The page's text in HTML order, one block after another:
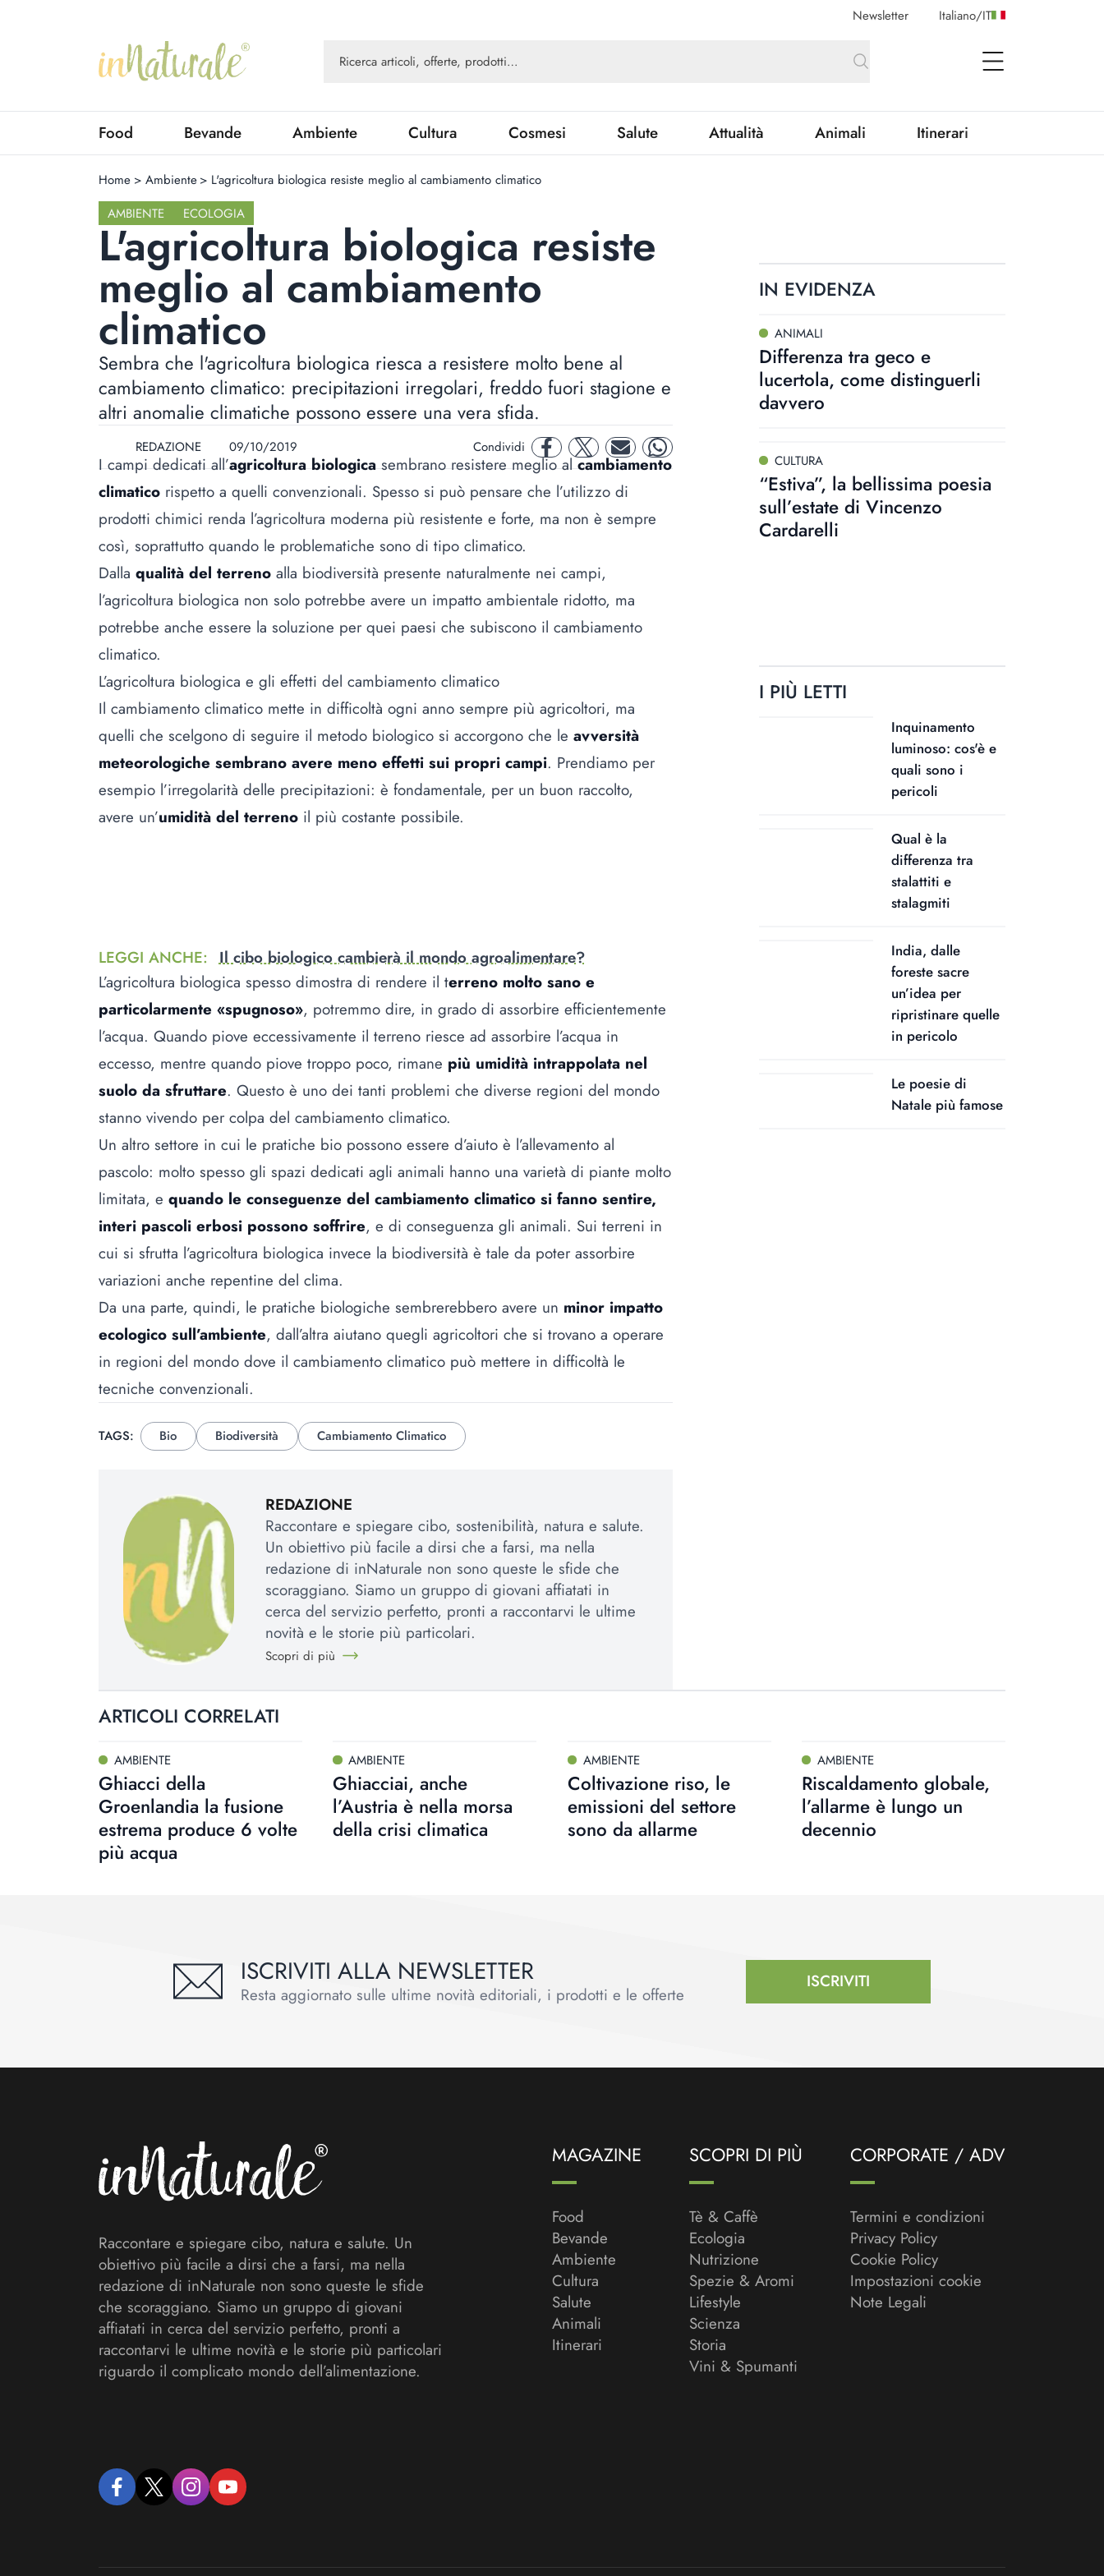
Newsletter Italiano/IT
open Menu
Food Bevande Ambiente Cultura Cosmesi Salute Attualità Animali Itinerari
Home > Ambiente > L'agricoltura biologica resiste meglio al cambiamento climatico
AMBIENTE
ECOLOGIA
L'agricoltura biologica resiste
meglio al cambiamento
climatico
Sembra che l'agricoltura biologica riesca a resistere molto bene al
cambiamento climatico: precipitazioni irregolari, freddo fuori stagione e
altri anomalie climatiche possono essere una vera sfida.
REDAZIONE 09/10/2019 Condividi facebooktwitter mail whatsapp
I campi dedicati all’agricoltura biologicasembrano resistere meglio alcambiamento
climatico rispetto a quelli convenzionali. Spesso si può pensare che l’utilizzo di
prodotti chimici renda l’agricoltura moderna più resistente e forte, ma non è sempre
così, soprattutto quando le problematiche sono di tipo climatico.
Dalla qualità del terreno alla biodiversità presente naturalmente nei campi,
l’agricoltura biologica non solo potrebbe avere un impatto ambientale ridotto, ma
potrebbe anche essere la soluzione per quei paesi che subiscono il cambiamento
climatico.
L’agricoltura biologica e gli effetti del cambiamento climatico
Il cambiamento climatico mette in difficoltà ogni anno sempre più agricoltori, ma
quelli che scelgono di seguire il metodo biologico si accorgono che le avversità
meteorologiche sembrano avere meno effetti sui propri campi. Prendiamo per
esempio l’irregolarità delle precipitazioni: è fondamentale, per un buon raccolto,
avere un’umidità del terreno il più costante possibile.
LEGGI ANCHE: Il cibo biologico cambierà il mondo agroalimentare?
L’agricoltura biologica spesso dimostra di rendere il terreno molto sano e
particolarmente «spugnoso», potremmo dire, in grado di assorbire efficientemente
l’acqua. Quando piove eccessivamente il terreno riesce ad assorbire l’acqua in
eccesso, mentre quando piove troppo poco, rimane più umidità intrappolata nel
suolo da sfruttare. Questo è uno dei tanti problemi che diverse regioni del mondo
stanno vivendo per colpa del cambiamento climatico.
Un altro settore in cui le pratiche bio possono essere d’aiuto è l’allevamento al
pascolo: molto spesso gli spazi dedicati agli animali hanno una varietà di piante molto
limitata, e quando le conseguenze del cambiamento climatico si fanno sentire,
interi pascoli erbosi possono soffrire, e di conseguenza gli animali. Sui terreni in
cui si sfrutta l’agricoltura biologica invece la biodiversità è tale da poter assorbire
variazioni anche repentine del clima.
Da una parte, quindi, le pratiche biologiche sembrerebbero avere un minor impatto
ecologico sull’ambiente, dall’altra aiutano quegli agricoltori che si trovano a operare
in regioni del mondo dove il cambiamento climatico può mettere in difficoltà le
tecniche convenzionali.
TAGS: Bio Biodiversità Cambiamento Climatico
REDAZIONE
Raccontare e spiegare cibo, sostenibilità, natura e salute.
Un obiettivo più facile a dirsi che a farsi, ma nella
redazione di inNaturale non sono queste le sfide che
scoraggiano. Siamo un gruppo di giovani affiatati in
cerca del servizio perfetto, pronti a raccontarvi le ultime
novità e le storie più particolari.
Scopri di più
IN EVIDENZA
ANIMALI
Differenza tra geco e
lucertola, come distinguerli
davvero
CULTURA
“Estiva”, la bellissima poesia
sull’estate di Vincenzo
Cardarelli
I PIÙ LETTI
Inquinamento
luminoso: cos'è e
quali sono i
pericoli
Qual è la
differenza tra
stalattiti e
stalagmiti
India, dalle
foreste sacre
un’idea per
ripristinare quelle
in pericolo
Le poesie di
Natale più famose
ARTICOLI CORRELATI
AMBIENTE
Ghiacci della
Groenlandia la fusione
estrema produce 6 volte
più acqua
AMBIENTE
Ghiacciai, anche
l’Austria è nella morsa
della crisi climatica
AMBIENTE
Coltivazione riso, le
emissioni del settore
sono da allarme
AMBIENTE
Riscaldamento globale,
l’allarme è lungo un
decennio
ISCRIVITI ALLA NEWSLETTER
Resta aggiornato sulle ultime novità editoriali, i prodotti e le offerte
ISCRIVITI
Raccontare e spiegare cibo, natura e salute. Un
obiettivo più facile a dirsi che a farsi, ma nella
redazione di inNaturale non sono queste le sfide
che scoraggiano. Siamo un gruppo di giovani
affiatati in cerca del servizio perfetto, pronti a
raccontarvi le ultime novità e le storie più particolari
riguardo il complicato mondo dell’alimentazione.
facebooktwitter instagramyoutube
MAGAZINE
Food
Bevande
Ambiente
Cultura
Salute
Animali
Itinerari
SCOPRI DI PIÙ
Tè & Caffè
Ecologia
Nutrizione
Spezie & Aromi
Lifestyle
Scienza
Storia
Vini & Spumanti
CORPORATE / ADV
Termini e condizioni
Privacy Policy
Cookie Policy
Impostazioni cookie
Note Legali